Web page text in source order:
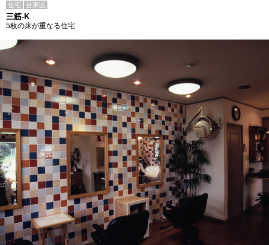
住宅 台東区
三筋-K
5枚の床が重なる住宅